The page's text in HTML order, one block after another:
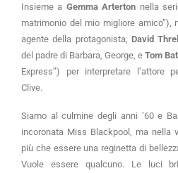
Insieme a Gemma Arterton nella
matrimonio del mio migliore amico”),
agente della protagonista, David
del padre di Barbara, George, e Tom
Express”) per interpretare l’attore
Clive.
Siamo al culmine degli anni ’60 e
incoronata Miss Blackpool, ma nella
più che essere una reginetta di
Vuole essere qualcuno. Le luci